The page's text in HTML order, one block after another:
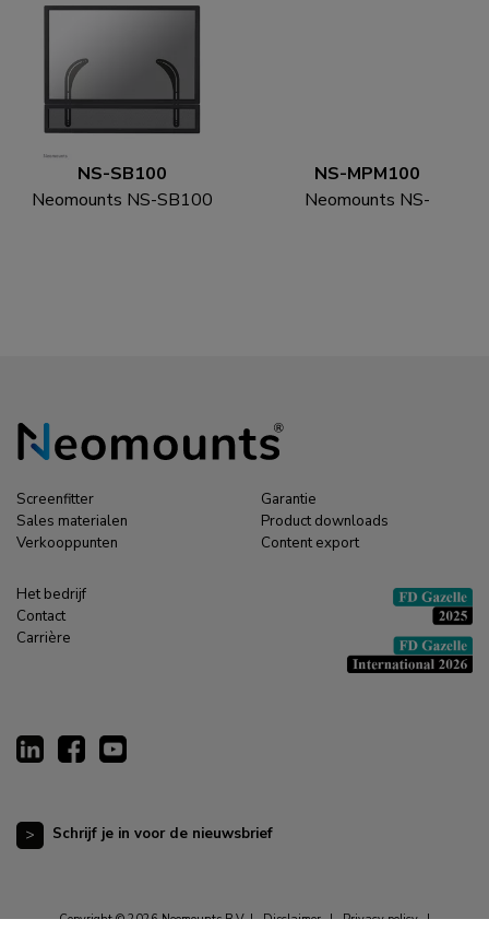
NS-SB100
Neomounts NS-SB100
NS-MPM100
Neomounts NS-
Screenfitter
Sales materialen
Verkooppunten
Garantie
Product downloads
Content export
Het bedrijf
Contact
Carrière
Schrijf je in voor de nieuwsbrief
Copyright © 2026 Neomounts B.V. | Disclaimer | Privacy policy |